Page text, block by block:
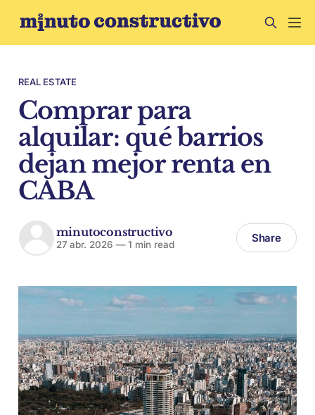
REAL ESTATE
Comprar para
alquilar: qué barrios
dejan mejor renta en
CABA
minutoconstructivo
27 abr. 2026 —1 min read Share